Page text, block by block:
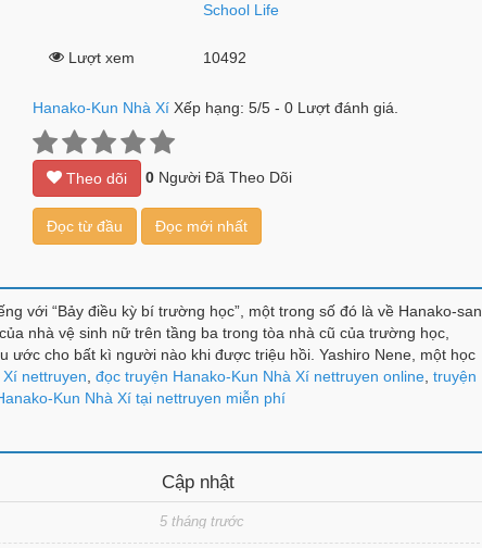
School Life
Lượt xem 10492
Hanako-Kun Nhà Xí Xếp hạng: 5/5- 0Lượt đánh giá.
Theo dõi 0Người Đã Theo Dõi
Đọc từ đầu Đọc mới nhất
với “Bảy điều kỳ bí trường học”, một trong số đó là về Hanako-san.
nhà vệ sinh nữ trên tầng ba trong tòa nhà cũ của trường học,
ước cho bất kì người nào khi được triệu hồi. Yashiro Nene, một học
xuyên mơ mộng về những câu chuyện tình yêu lãng mạn, đã
sinh bị ám này… nhưng Hanako-san mà cô gặp không hề giống như
nettruyen đọc truyện Hanako-Kun Nhà Xí nettruyen online truyện
Kun Nhà Xí tại nettruyen miễn phí
Cập nhật
5 tháng trước